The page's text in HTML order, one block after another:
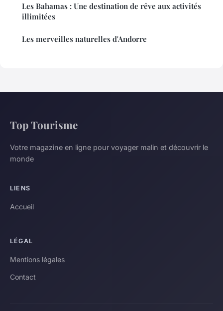
Les Bahamas : Une destination de rêve aux activités
illimitées
Les merveilles naturelles d'Andorre
Top Tourisme
Votre magazine en ligne pour voyager malin et découvrir le
monde
LIENS
Accueil
LÉGAL
Mentions légales
Contact